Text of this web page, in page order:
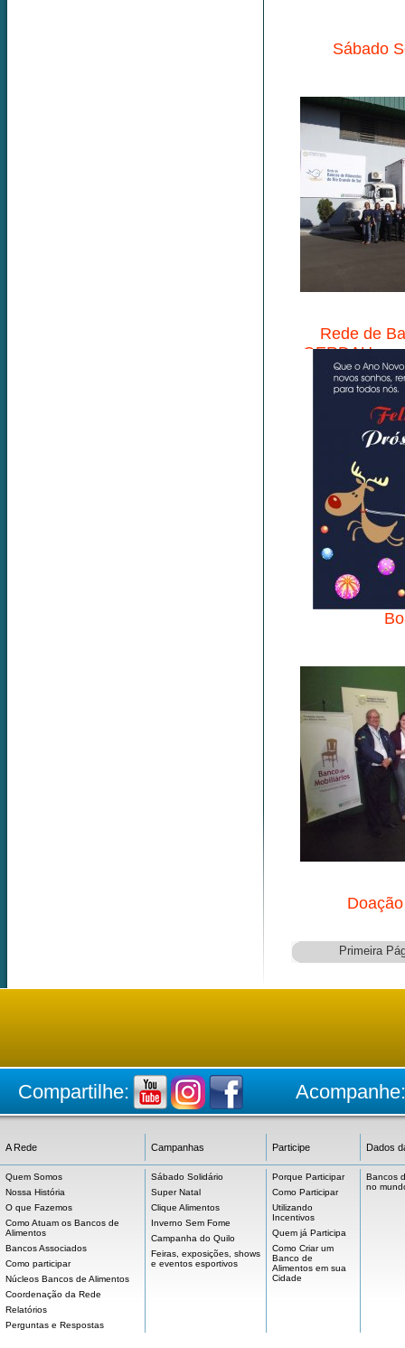
Sábado
Rede de
GERDAU
Primeira
Compartilhe: Acompanhe:
A Rede Campanhas Participe Dados
Quem Somos
Nossa História
O que Fazemos
Como Atuam os Bancos de
Alimentos
Bancos Associados
Como participar
Núcleos Bancos de Alimentos
Coordenação da Rede
Relatórios
Perguntas e Respostas
Sábado Solidário
Super Natal
Clique Alimentos
Inverno Sem Fome
Campanha do Quilo
Feiras, exposições, shows
e eventos esportivos
Porque Participar
Como Participar
Utilizando
Incentivos
Quem já Participa
Como Criar um
Banco de
Alimentos em sua
Cidade
Bancos
no